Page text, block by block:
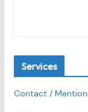
Services
Contact /